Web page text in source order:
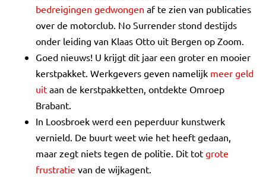
bedreigingen gedwongen af te zien van publicaties
over de motorclub. No Surrender stond destijds
onder leiding van Klaas Otto uit Bergen op Zoom.
Goed nieuws! U krijgt dit jaar een groter en mooier
kerstpakket. Werkgevers geven namelijk meer geld
uit aan de kerstpakketten, ontdekte Omroep
Brabant.
In Loosbroek werd een peperduur kunstwerk
vernield. De buurt weet wie het heeft gedaan,
maar zegt niets tegen de politie. Dit tot grote
frustratie van de wijkagent.